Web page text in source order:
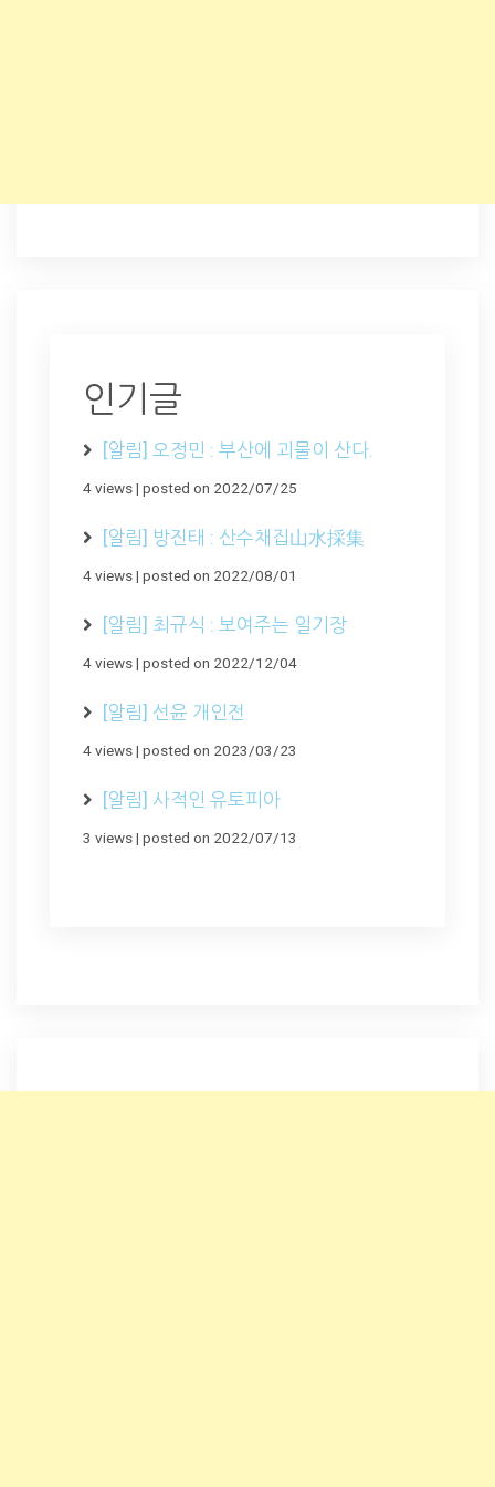
인기글
[알림] 오정민 : 부산에 괴물이 산다.
4 views| posted on 2022/07/25
[알림] 방진태 : 산수채집山水採集
4 views| posted on 2022/08/01
[알림] 최규식 : 보여주는 일기장
4 views| posted on 2022/12/04
[알림] 선윤 개인전
4 views| posted on 2023/03/23
[알림] 사적인 유토피아
3 views| posted on 2022/07/13